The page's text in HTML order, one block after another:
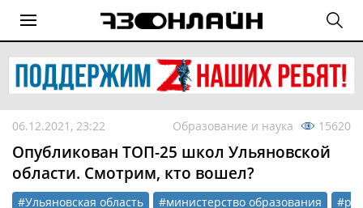
06.12.2021, 23:22 Образование и наука 15620
Опубликован ТОП-25 школ Ульяновской
области. Смотрим, кто вошел?
#Ульяновская область #министерство образования